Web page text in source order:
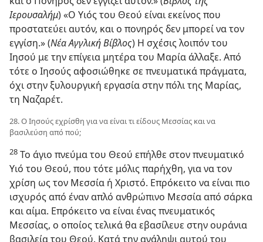
Ιερουσαλήμ) «Ο Υιός του Θεού είναι εκείνος που
προστατεύει αυτόν, και ο πονηρός δεν μπορεί να τον
εγγίση.» (Νέα Αγγλική Βίβλος) Η σχέσις λοιπόν του
Ιησού με την επίγεια μητέρα του Μαρία άλλαξε. Από
τότε ο Ιησούς αφοσιώθηκε σε πνευματικά πράγματα,
όχι στην ξυλουργική εργασία στην πόλι της Μαρίας,
τη Ναζαρέτ.
28. Ο Ιησούς εχρίσθη για να είναι τι είδους Μεσσίας και να
βασιλεύση από πού;
28 Το άγιο πνεύμα του Θεού επήλθε στον πνευματικό
Υιό του Θεού, που τότε μόλις παρήχθη, για να τον
χρίση ως τον Μεσσία ή Χριστό. Επρόκειτο να είναι πιο
ισχυρός από έναν απλό ανθρώπινο Μεσσία από σάρκα
και αίμα. Επρόκειτο να είναι ένας πνευματικός
Μεσσίας, ο οποίος τελικά θα εβασίλευε στην ουράνια
βασιλεία του Θεού. Κατά την ανάληψι αυτού του